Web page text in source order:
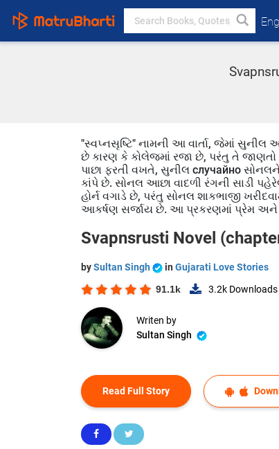
"સ્વપ્નસૃષ્ટિ" નામની આ વાર્તા, જેમાં
છે કારણ કે કોલેજમાં રજા છે, પરંતુ તે
પાછા ફરતી વખતે, સુનીલ случайно
કાંપે છે. સોનલ આછા વાદળી રંગની સાડી
હોર્ન વગાડે છે, પરંતુ સોનલ શાકભાજી
આકર્ષણ સર્જાય છે. આ પ્રકરણમાં પ્રેમ અને
Svapnsrusti Novel
bySultan Singh in Gujarati Love Stories
91.1k 3.2k Downloads
Writen by
Sultan Singh
Read Full Story